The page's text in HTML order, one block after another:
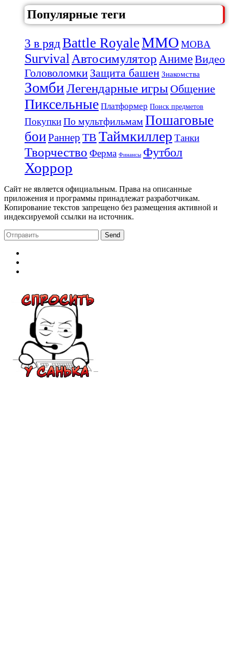
Популярные теги
3 в рядBattle RoyaleMMO MOBA
Survival Автосимулятор АнимеВидео
Головоломки Защита башен Знакомства
ЗомбиЛегендарные игры Общение
Пиксельные Платформер Поиск предметов
ПокупкиПо мультфильмам Пошаговые
боиРаннер ТВ Таймкиллер Танки
Творчество Ферма Финансы Футбол
Хоррор
Сайт не является официальным. Права на описанные
приложения и программы принадлежат разработчикам.
Копирование текстов запрещено без размещения активной и
индексируемой ссылки на источник.
Send